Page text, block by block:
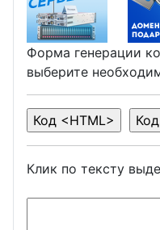
Форма генерации
выберите
Клик по тексту